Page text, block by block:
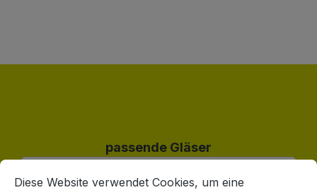
Produktgalerie überspringen
passende Gläser
Cookie-Voreinstellungen
Diese Website verwendet Cookies, um eine bestmögliche
Diese Website verwendet Cookies, um eine